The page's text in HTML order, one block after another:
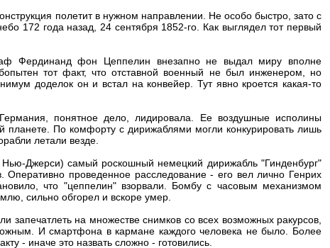
полетит в нужном направлении. Не особо быстро, зато с
172 года назад, 24 сентября 1852-го. Как выглядел тот первый
Фердинанд фон Цеппелин внезапно не выдал миру вполне
тот факт, что отставной военный не был инженером, но
доделок он и встал на конвейер. Тут явно кроется какая-то
понятное дело, лидировала. Ее воздушные исполины
планете. По комфорту с дирижаблями могли конкурировать лишь
летали везде.
Джерси) самый роскошный немецкий дирижабль "Гинденбург"
Оперативно проведенное расследование - его вел лично Генрих
что "цеппелин" взорвали. Бомбу с часовым механизмом
сильно обгорел и вскоре умер.
на множестве снимков со всех возможных ракурсов,
И смартфона в кармане каждого человека не было. Более
- иначе это назвать сложно - готовились.